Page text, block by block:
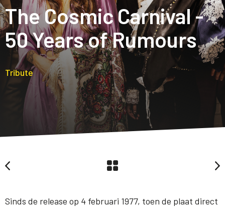
The Cosmic Carnival -
50 Years of Rumours
Tribute
Sinds de release op 4 februari 1977, toen de plaat direct